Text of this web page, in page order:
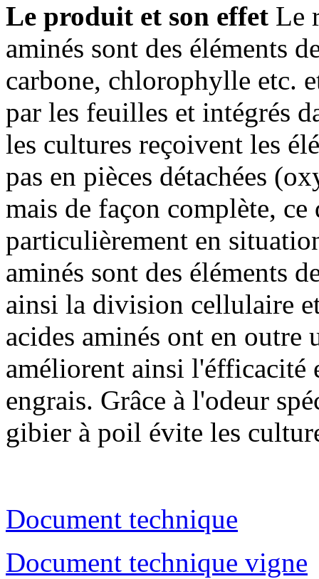
Le produit et son effet Le
aminés sont des éléments
carbone, chlorophylle etc.
par les feuilles et intégrés
les cultures reçoivent les
pas en pièces détachées
mais de façon complète,
particulièrement en
aminés sont des éléments
ainsi la division cellulaire
acides aminés ont en
améliorent ainsi l'éfficacité
engrais. Grâce à l'odeur
gibier à poil évite les
Document technique
Document technique vigne